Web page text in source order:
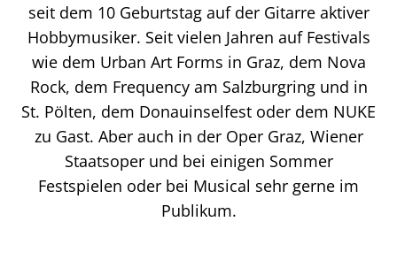
seit dem 10 Geburtstag auf der Gitarre aktiver
Hobbymusiker. Seit vielen Jahren auf Festivals
wie dem Urban Art Forms in Graz, dem Nova
Rock, dem Frequency am Salzburgring und in
St. Pölten, dem Donauinselfest oder dem NUKE
zu Gast. Aber auch in der Oper Graz, Wiener
Staatsoper und bei einigen Sommer
Festspielen oder bei Musical sehr gerne im
Publikum.